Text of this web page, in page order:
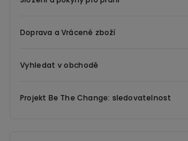
Doprava a Vrácené zboží
Vyhledat v obchodě
Projekt Be The Change: sledovatelnost